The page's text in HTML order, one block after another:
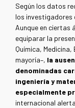
Según los datos
los investigadores
Aunque en ciertas
equiparar la
Química,
mayoría–, la
denominadas
ingeniería y
especialmente
internacional